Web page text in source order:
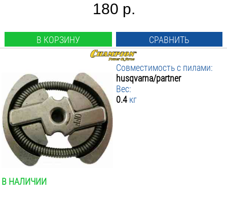
180 р.
В КОРЗИНУ СРАВНИТЬ
Совместимость с пилами:
husqvarna/partner
Вес:
0.4 кг
В НАЛИЧИИ